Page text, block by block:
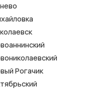
Рогачик